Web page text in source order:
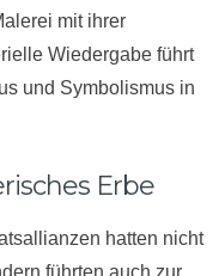
mit ihrer
Wiedergabe führt
und Symbolismus in
Erbe
hatten nicht
führten auch zur